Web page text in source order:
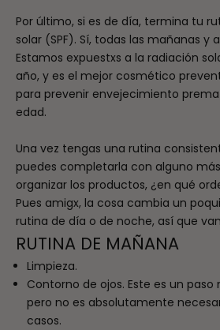
Por último, si es de día, termina tu
solar (SPF). Sí, todas las mañanas y
Estamos expuestxs a la radiación
año, y es el mejor cosmético
para prevenir envejecimiento
edad.
Una vez tengas una rutina
puedes completarla con alguno
organizar los productos, ¿en qué
Pues amigx, la cosa cambia un
rutina de día o de noche, así que
RUTINA DE MAÑANA
Limpieza.
Contorno de ojos. Este es un
pero no es absolutamente
casos.